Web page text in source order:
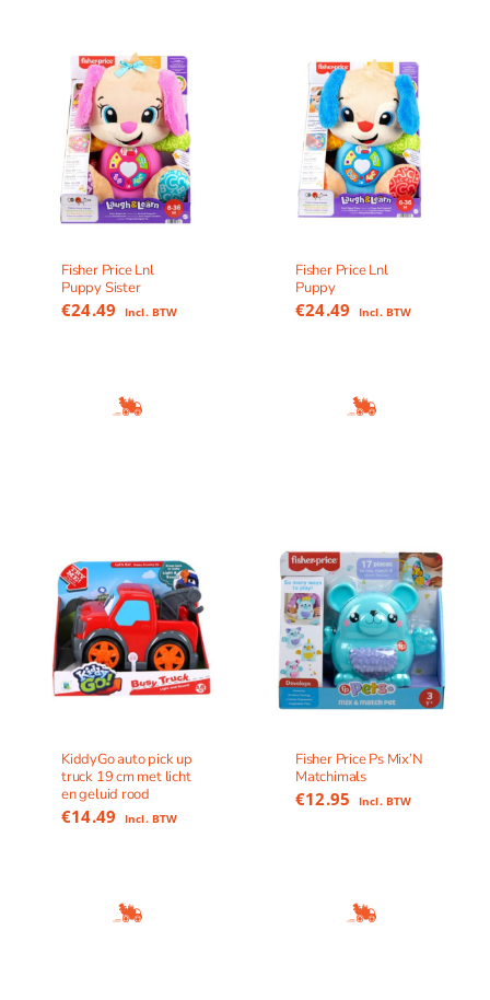
Fisher Price Lnl
Puppy Sister
€24.49 Incl. BTW
Fisher Price Lnl
Puppy
€24.49 Incl. BTW
KiddyGo auto pick up
truck 19 cm met licht
en geluid rood
€14.49 Incl. BTW
Fisher Price Ps Mix’N
Matchimals
€12.95 Incl. BTW